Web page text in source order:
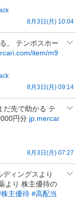
8月3日(月) 10:04
。 テンポスホー
item/m9
8月3日(月) 09:14
だ先で助かる テ
円分 jp.mercar
8月3日(月) 07:27
ィングスより
より 株主優待の
主優待 #高配当